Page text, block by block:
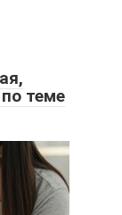
теме